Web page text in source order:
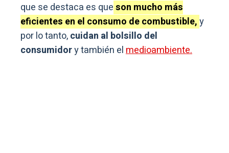
que se destaca es queson mucho más
eficientes en el consumo de combustible,y
por lo tanto,cuidan al bolsillo del
consumidory también elmedioambiente.